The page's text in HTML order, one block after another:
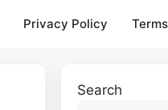
Privacy Policy
Search